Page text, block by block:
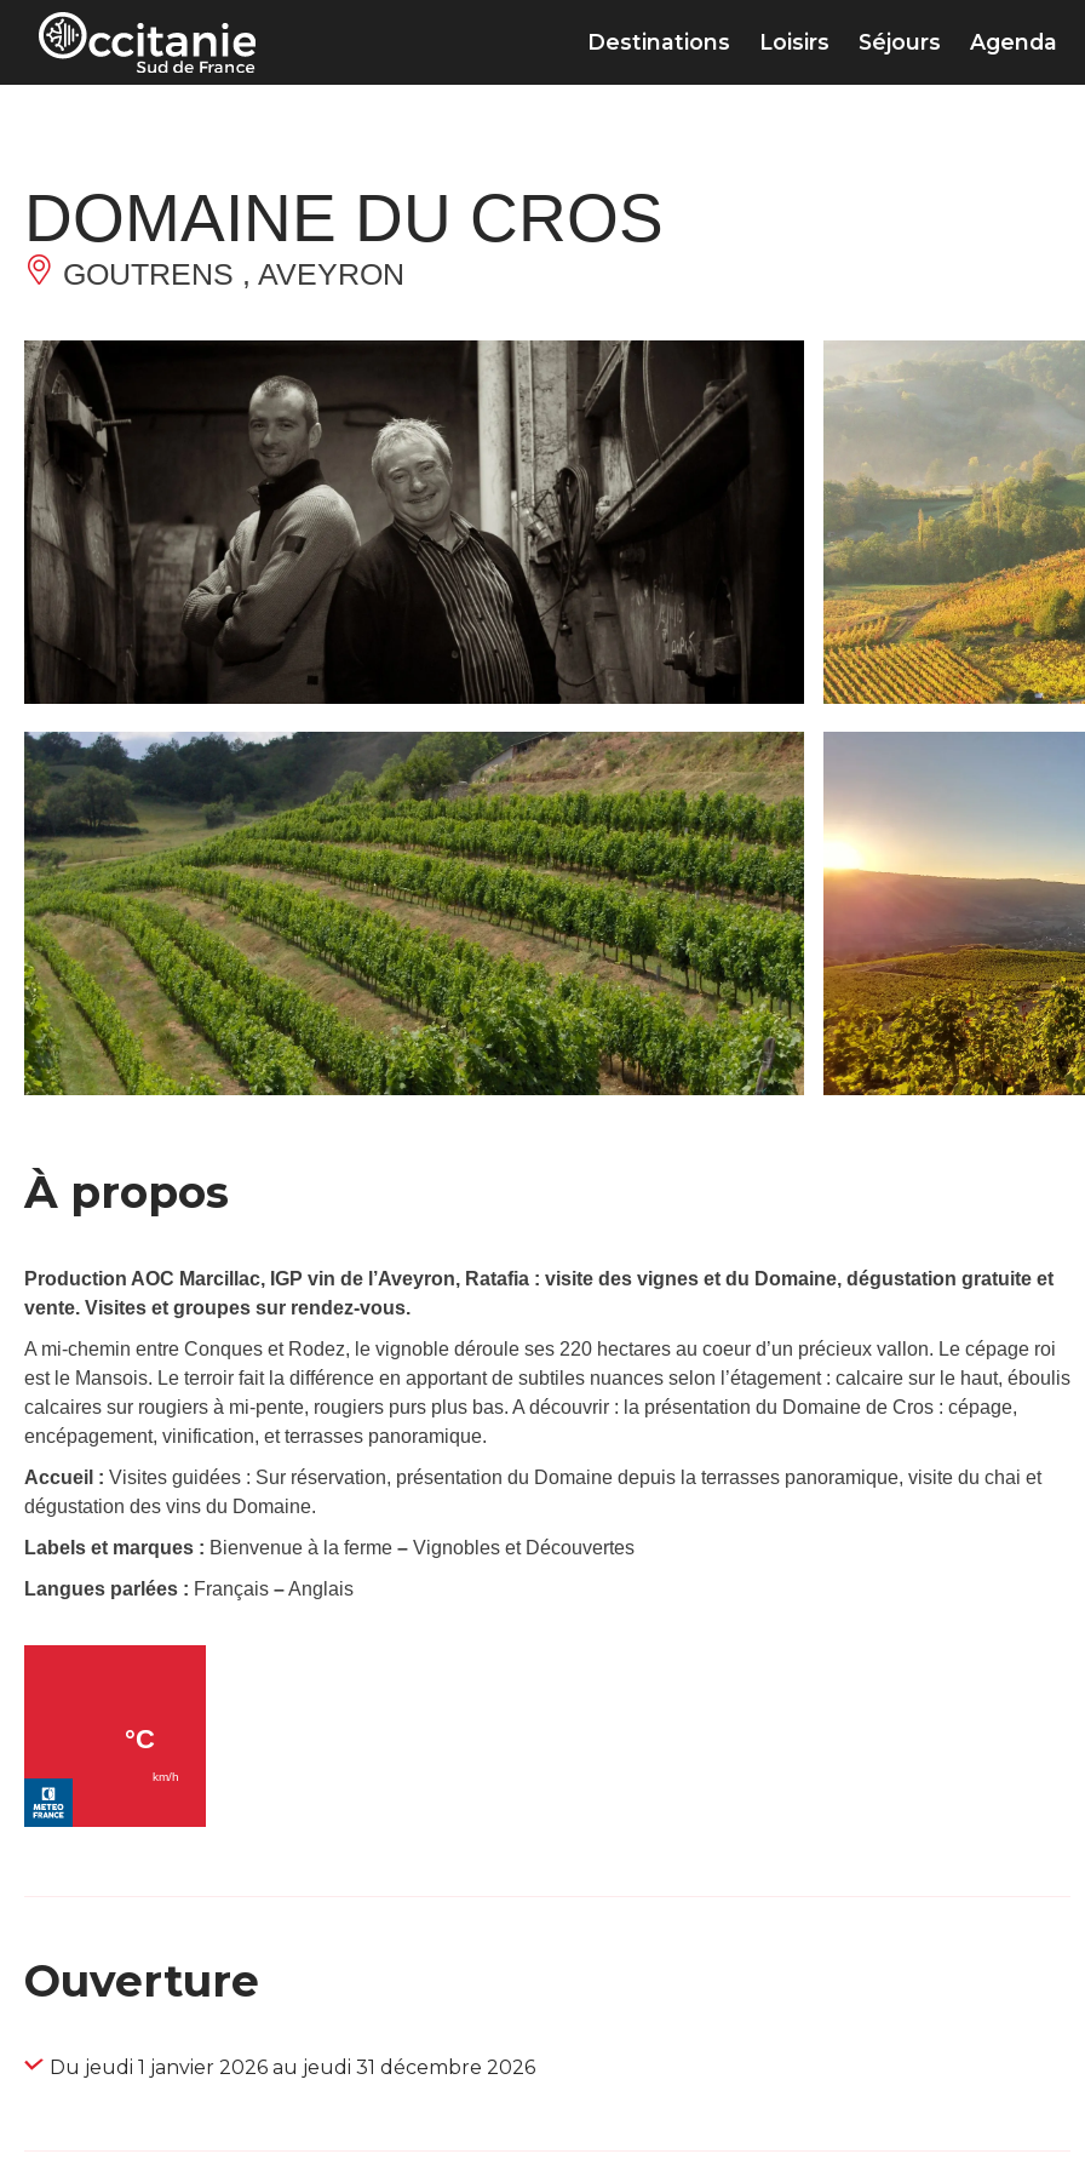
Panneau de gestion des cookies
Destinations Loisirs Séjours Agenda
DOMAINE DU CROS
GOUTRENS , AVEYRON
À propos
Production AOC Marcillac, IGP vin de l’Aveyron, Ratafia : visite des vignes et du Domaine, dégustation gratuite et
vente. Visites et groupes sur rendez-vous.
A mi-chemin entre Conques et Rodez, le vignoble déroule ses 220 hectares au coeur d’un précieux vallon. Le cépage roi
est le Mansois. Le terroir fait la différence en apportant de subtiles nuances selon l’étagement : calcaire sur le haut, éboulis
calcaires sur rougiers à mi-pente, rougiers purs plus bas. A découvrir : la présentation du Domaine de Cros : cépage,
encépagement, vinification, et terrasses panoramique.
Accueil : Visites guidées : Sur réservation, présentation du Domaine depuis la terrasses panoramique, visite du chai et
dégustation des vins du Domaine.
Labels et marques : Bienvenue à la ferme – Vignobles et Découvertes
Langues parlées : Français –Anglais
Ouverture
Du jeudi 1 janvier 2026 au jeudi 31 décembre 2026